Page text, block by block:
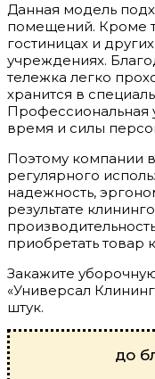
Данная модель
помещений. Кроме
гостиницах и
учреждениях.
тележка легко
хранится в
Профессиональная
время и силы
Поэтому компании
регулярного
надежность,
результате
приобретать товар
Закажите
«Универсал
штук.
до